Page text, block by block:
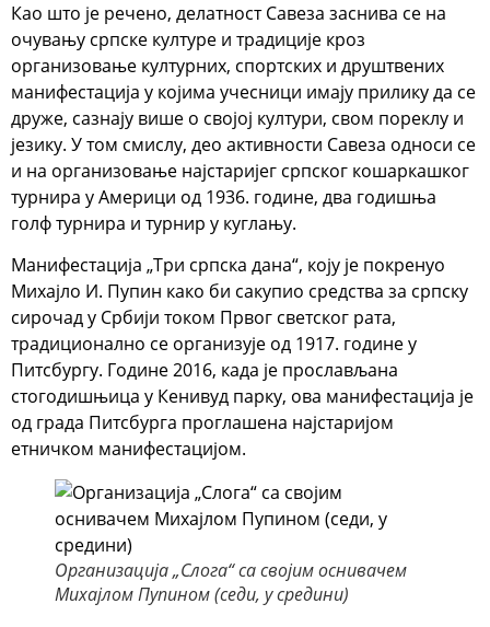
Као што је речено, делатност Савеза заснива се на
очувању српске културе и традиције кроз
организовање културних, спортских и друштвених
манифестација у којима учесници имају прилику да се
друже, сазнају више о својој култури, свом пореклу и
језику. У том смислу, део активности Савеза односи се
и на организовање најстаријег српског кошаркашког
турнира у Америци од 1936. године, два годишња
голф турнира и турнир у куглању.
Манифестација „Три српска дана“, коју је покренуо
Михајло И. Пупин како би сакупио средства за српску
сирочад у Србији током Првог светског рата,
традиционално се организује од 1917. године у
Питсбургу. Године 2016, када је прослављана
стогодишњица у Кенивуд парку, ова манифестација је
од града Питсбурга проглашена најстаријом
етничком манифестацијом.
Организација „Слога“ са својим оснивачем
Михајлом Пупином (седи, у средини)